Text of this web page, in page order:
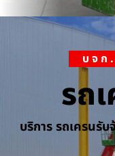
บจก
รถ
บริการ รถเครนรับ